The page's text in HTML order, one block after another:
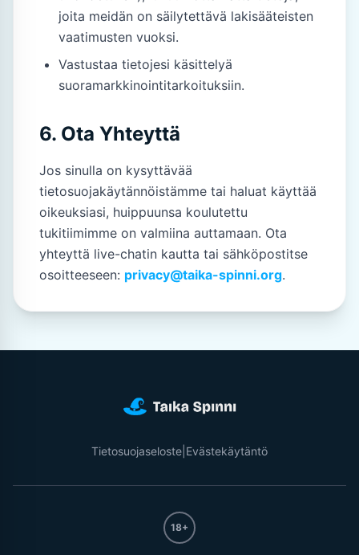
joita meidän on säilytettävä lakisääteisten
vaatimusten vuoksi.
Vastustaa tietojesi käsittelyä
suoramarkkinointitarkoituksiin.
6. Ota Yhteyttä
Jos sinulla on kysyttävää
tietosuojakäytännöistämme tai haluat käyttää
oikeuksiasi, huippuunsa koulutettu
tukitiimimme on valmiina auttamaan. Ota
yhteyttä live-chatin kautta tai sähköpostitse
osoitteeseen: privacy@taika-spinni.org.
Tietosuojaseloste Evästekäytäntö
18+